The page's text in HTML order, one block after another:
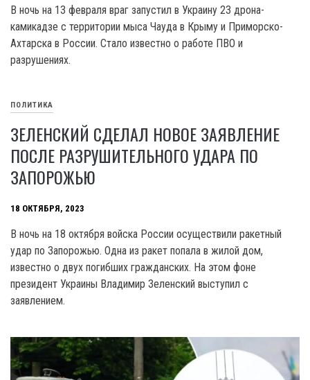
В ночь на 13 февраля враг запустил в Украину 23 дрона-
камикадзе с территории мыса Чауда в Крыму и Приморско-
Ахтарска в России. Стало известно о работе ПВО и
разрушениях.
ПОЛИТИКА
ЗЕЛЕНСКИЙ СДЕЛАЛ НОВОЕ ЗАЯВЛЕНИЕ
ПОСЛЕ РАЗРУШИТЕЛЬНОГО УДАРА ПО
ЗАПОРОЖЬЮ
18 ОКТЯБРЯ, 2023
В ночь на 18 октября войска России осуществили ракетный
удар по Запорожью. Одна из ракет попала в жилой дом,
известно о двух погибших гражданских. На этом фоне
президент Украины Владимир Зеленский выступил с
заявлением.